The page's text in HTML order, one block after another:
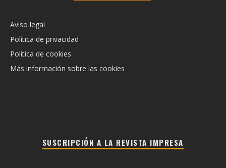
Aviso legal
Política de privacidad
Política de cookies
Más información sobre las cookies
SUSCRIPCIÓN A LA REVISTA IMPRESA